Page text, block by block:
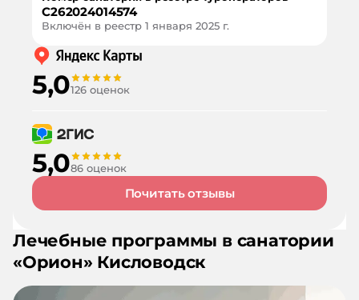
С262024014574
Включён в реестр 1 января 2025 г.
5,0126 оценок
5,086 оценок
Почитать отзывы
Лечебные программы в санатории
«Орион» Кисловодск